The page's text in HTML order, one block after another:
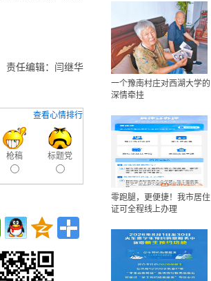
责任编辑：闫继华
查看心情排行
枪稿 标题党
一个豫南村庄对西湖大学的
深情牵挂
零跑腿，更便捷！我市居住
证可全程线上办理